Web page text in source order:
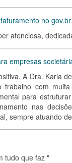
no gov.br
atenciosa,
empresas
A Dra. Karla
com
para
nas
sempre atuando
tudo que faz "